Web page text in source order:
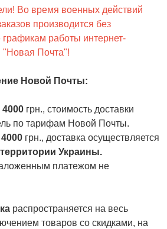
Во время военных действий
производится без
графикам работы интернет-
"Новая Почта"!
Новой Почты:
4000 грн., стоимость доставки
по тарифам Новой Почты.
4000 грн., доставка осуществляется
Украины.
платежом не
распространяется на весь
товаров со скидками, на